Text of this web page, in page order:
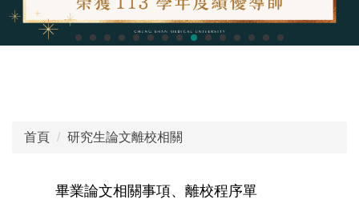
首頁 研究生論文離校相關
畢業論文相關事項、離校程序單